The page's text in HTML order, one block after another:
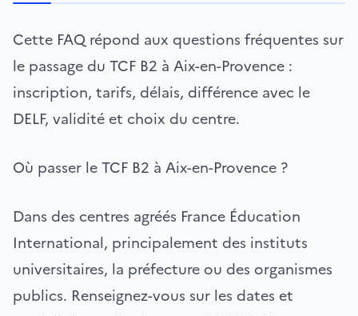
Cette FAQ répond aux questions fréquentes sur
le passage du TCF B2 à Aix-en-Provence :
inscription, tarifs, délais, différence avec le
DELF, validité et choix du centre.
Où passer le TCF B2 à Aix-en-Provence ?
Dans des centres agréés France Éducation
International, principalement des instituts
universitaires, la préfecture ou des organismes
publics. Renseignez-vous sur les dates et